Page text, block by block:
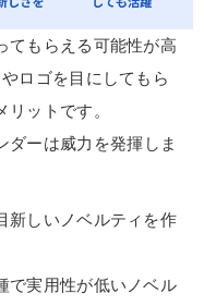
てもらえる可能性が高
ロゴを目にしてもら
ットです。
ダーは威力を発揮しま
新しいノベルティを作
で実用性が低いノベル